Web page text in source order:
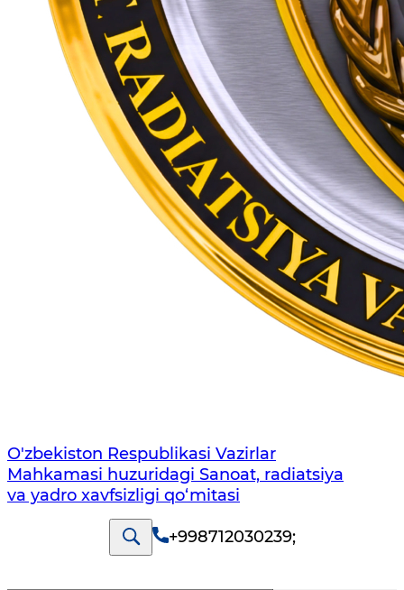
O'zbekiston Respublikasi Vazirlar
Mahkamasi huzuridagi Sanoat, radiatsiya
va yadro xavfsizligi qo‘mitasi
+998712030239;